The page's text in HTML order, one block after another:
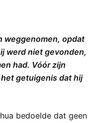
weggenomen, opdat
werd niet gevonden,
had. Vóór zijn
getuigenis dat hij
bedoelde dat geen